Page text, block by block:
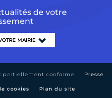
de votre
partiellement conforme Presse
cookies Plan du site